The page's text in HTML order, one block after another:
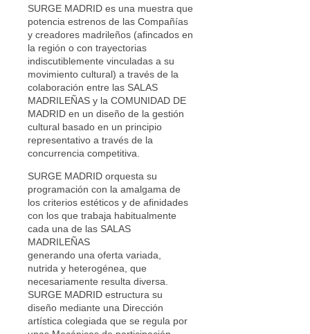
SURGE MADRID es una muestra que
potencia estrenos de las Compañías
y creadores madrileños (afincados en
la región o con trayectorias
indiscutiblemente vinculadas a su
movimiento cultural) a través de la
colaboración entre las SALAS
MADRILEÑAS y la COMUNIDAD DE
MADRID en un diseño de la gestión
cultural basado en un principio
representativo a través de la
concurrencia competitiva.
SURGE MADRID orquesta su
programación con la amalgama de
los criterios estéticos y de afinidades
con los que trabaja habitualmente
cada una de las SALAS
MADRILEÑAS
generando una oferta variada,
nutrida y heterogénea, que
necesariamente resulta diversa.
SURGE MADRID estructura su
diseño mediante una Dirección
artística colegiada que se regula por